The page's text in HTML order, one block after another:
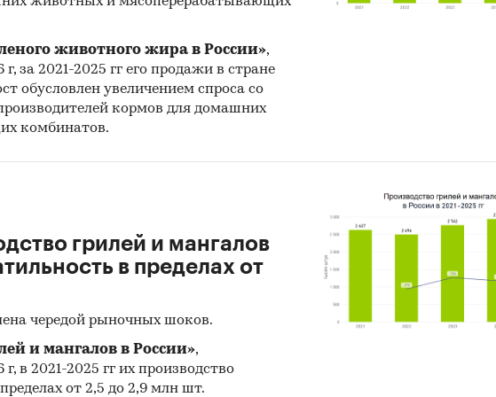
троллейбусы
Транспорт и логистика / Железнодорожный транспорт
Россия
животного жира в России»,
за 2021-2025 гг его продажи в стране
обусловлен увеличением спроса со
кормов для домашних
комбинатов.
грилей и мангалов
в пределах от
чередой рыночных шоков.
и мангалов в России»,
в 2021-2025 гг их производство
от 2,5 до 2,9 млн шт.